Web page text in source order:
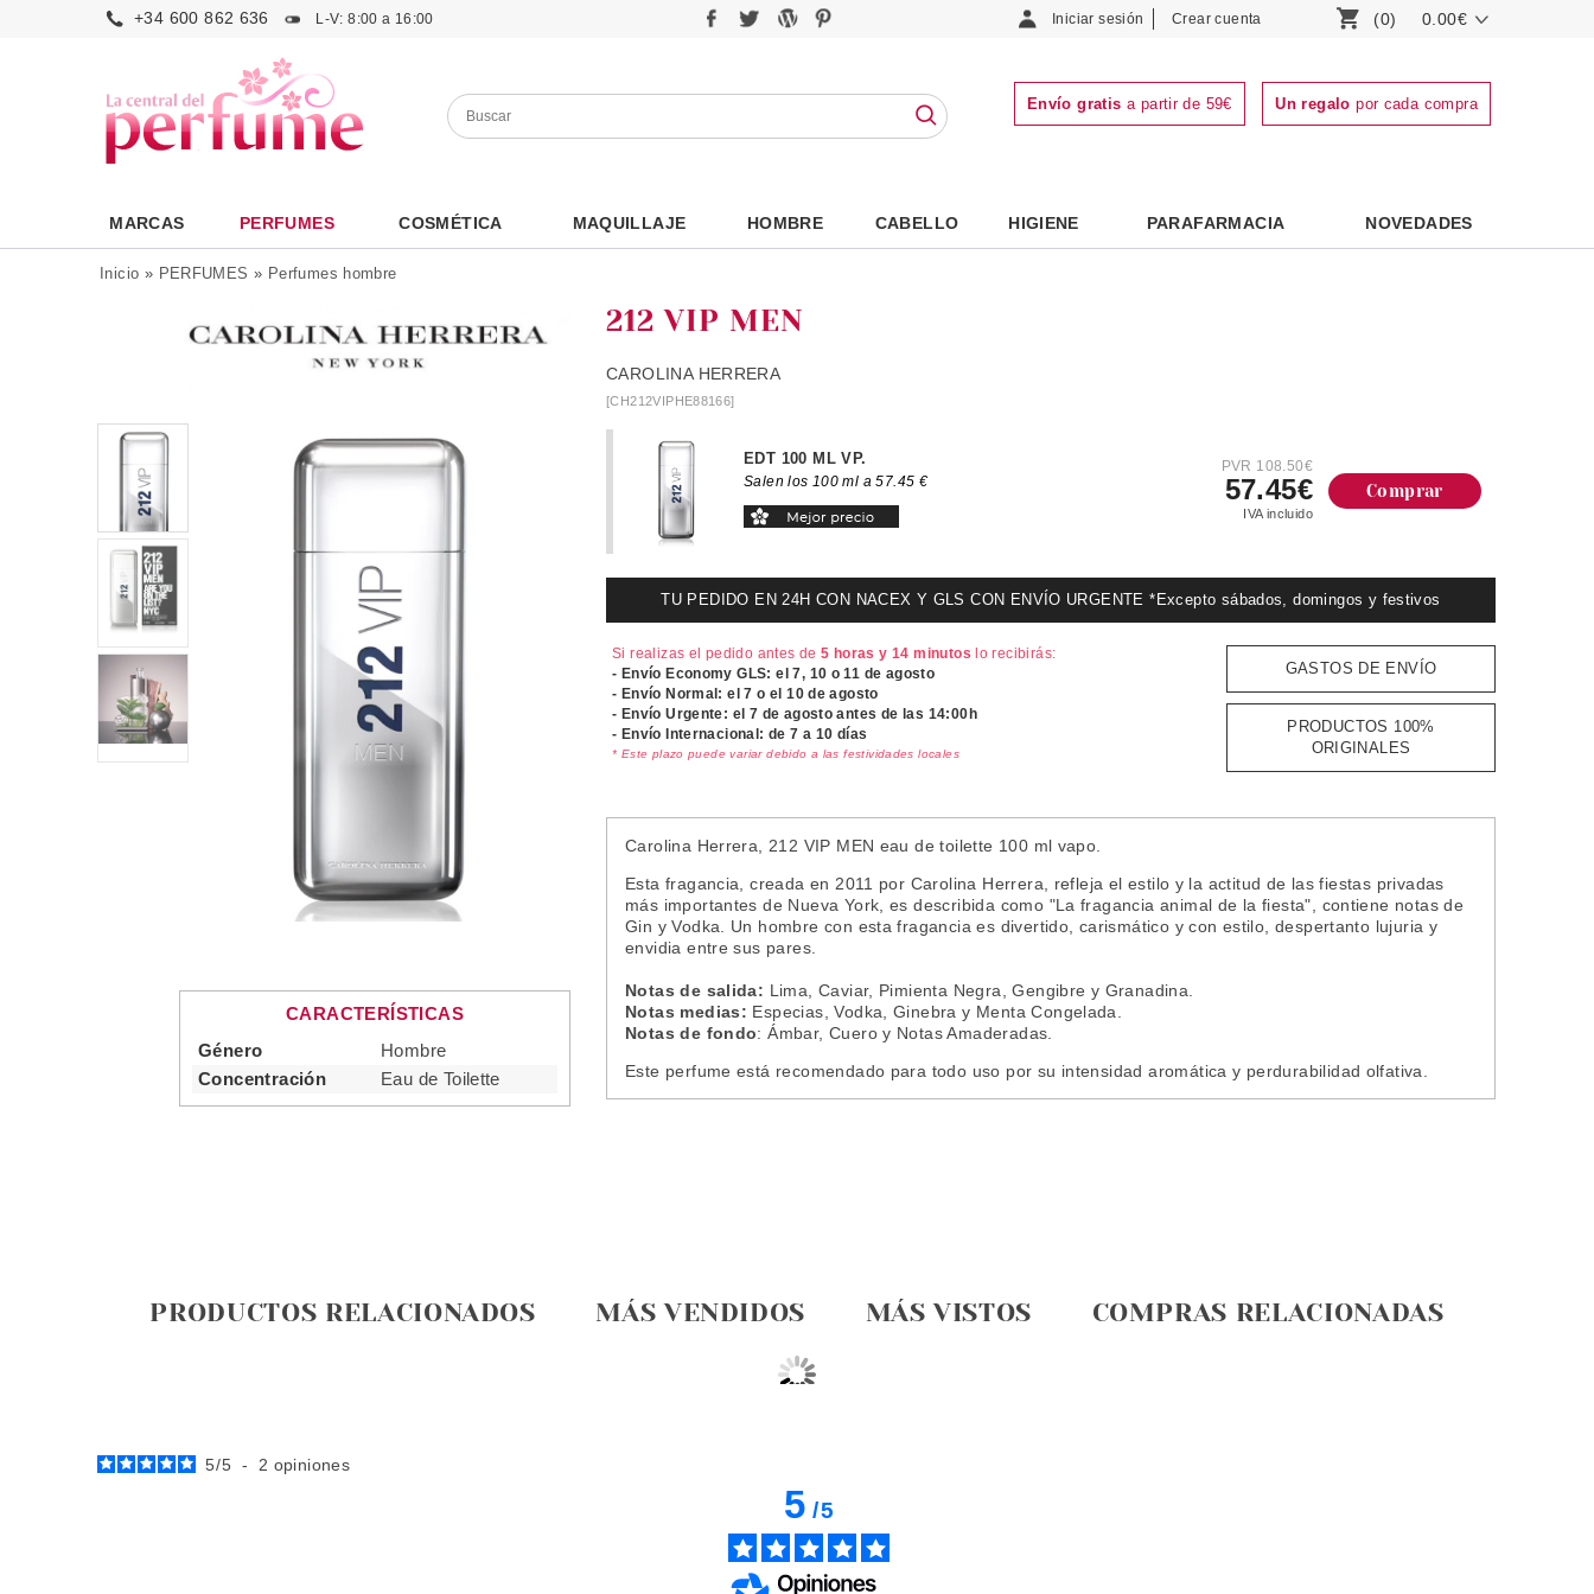
+34 600 862 636 L-V: 8:00 a 16:00 Iniciar sesión Crear cuenta (0) 0.00€
Envío gratis a partir de 59€ Un regalo por cada compra
MARCAS PERFUMES COSMÉTICA MAQUILLAJE HOMBRE CABELLO HIGIENE PARAFARMACIA NOVEDADES
Inicio » PERFUMES » Perfumes hombre
CARACTERÍSTICAS
Género
Hombre
Concentración
Eau de Toilette
212 VIP MEN
CAROLINA HERRERA
[CH212VIPHE88166]
EDT 100 ML VP.
Salen los 100 ml a 57.45 €
PVR 108.50€
57.45€
IVA incluido
Comprar
TU PEDIDO EN 24H CON NACEX Y GLS CON ENVÍO URGENTE *Excepto sábados, domingos y festivos
Si realizas el pedido antes de5 horas y 14 minutos lo recibirás:
- Envío Economy GLS: el7, 10 o 11 de agosto
- Envío Normal: el7 o el 10 de agosto
- Envío Urgente: el 7 de agosto antes de las 14:00h
- Envío Internacional: de 7 a 10 días
* Este plazo puede variar debido a las festividades locales
GASTOS DE ENVÍO
PRODUCTOS 100%
ORIGINALES
Carolina Herrera, 212 VIP MEN eau de toilette 100 ml vapo.
Esta fragancia, creada en 2011 por Carolina Herrera, refleja el estilo y la actitud de las fiestas privadas
más importantes de Nueva York, es describida como "La fragancia animal de la fiesta", contiene notas de
Gin y Vodka. Un hombre con esta fragancia es divertido, carismático y con estilo, despertanto lujuria y
envidia entre sus pares.
Notas de salida: Lima, Caviar, Pimienta Negra, Gengibre y Granadina.
Notas medias: Especias, Vodka, Ginebra y Menta Congelada.
Notas de fondo: Ámbar, Cuero y Notas Amaderadas.
Este perfume está recomendado para todo uso por su intensidad aromática y perdurabilidad olfativa.
PRODUCTOS RELACIONADOS MÁS VENDIDOS MÁS VISTOS COMPRAS RELACIONADAS
5/5 - 2 opiniones
5/5